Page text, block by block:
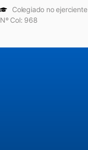
Colegiado no ejerciente
Nº Col: 968